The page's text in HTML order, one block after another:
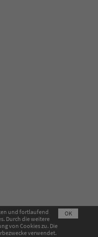
und fortlaufend
Durch die weitere
von Cookies zu. Die
verwendet.
OK
Datenschutzerklärung